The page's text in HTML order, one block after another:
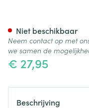
€ 27,95
Niet beschikbaar
Neem contact op met
we samen de
Beschrijving